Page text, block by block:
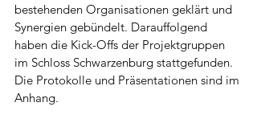
bestehenden Organisationen geklärt und
Synergien gebündelt. Darauffolgend
haben die Kick-Offs der Projektgruppen
im Schloss Schwarzenburg stattgefunden.
Die Protokolle und Präsentationen sind im
Anhang.